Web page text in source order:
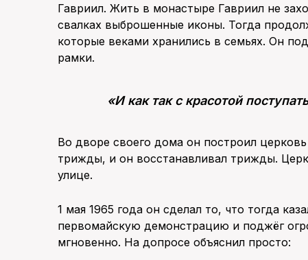
Гавриил. Жить в монастыре Гавриил не
свалках выброшенные иконы. Тогда
которые веками хранились в семьях. Он
рамки.
«И как так с красотой
Во дворе своего дома он построил
трижды, и он восстанавливал трижды.
улице.
1 мая 1965 года он сделал то, что тогда
первомайскую демонстрацию и поджёг
мгновенно. На допросе объяснил просто: